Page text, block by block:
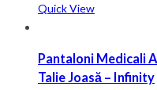
Quick View
Pantaloni Medicali
Talie Joasă – Infinity